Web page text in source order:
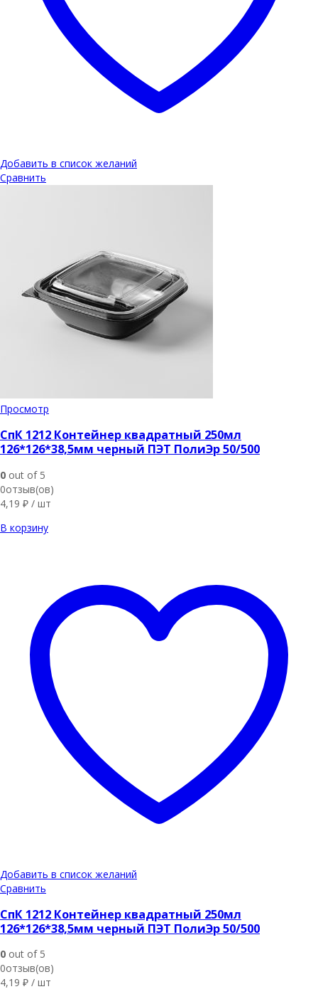
Добавить в список желаний
Сравнить
Просмотр
СпК 1212 Контейнер квадратный 250мл
126*126*38,5мм черный ПЭТ ПолиЭр 50/500
0 out of 5
0отзыв(ов)
4,19 ₽ / шт
В корзину
Добавить в список желаний
Сравнить
СпК 1212 Контейнер квадратный 250мл
126*126*38,5мм черный ПЭТ ПолиЭр 50/500
0 out of 5
0отзыв(ов)
4,19 ₽ / шт